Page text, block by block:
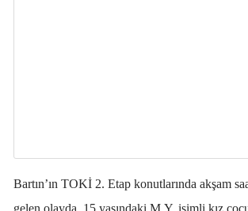
Bartın’ın TOKİ 2. Etap konutlarında akşam